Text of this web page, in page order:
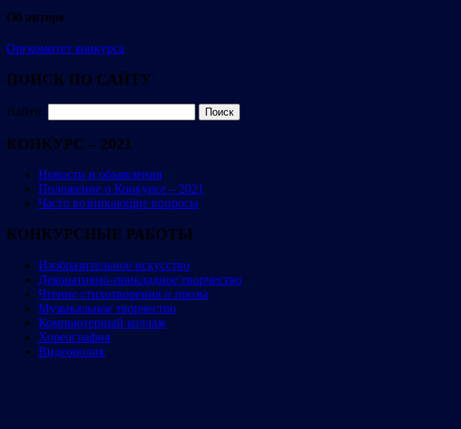
Об авторе
Оргкомитет конкурса
ПОИСК ПО САЙТУ
Найти:
КОНКУРС – 2021
Новости и объявления
Положение о Конкурсе – 2021
Часто возникающие вопросы
КОНКУРСНЫЕ РАБОТЫ
Изобразительное искусство
Декоративно-прикладное творчество
Чтение стихотворения и прозы
Музыкальное творчество
Компьютерный коллаж
Хореография
Видеоролик